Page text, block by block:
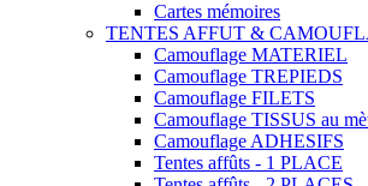
Cartes mémoires
TENTES AFFUT &
Camouflage MATERIEL
Camouflage TREPIEDS
Camouflage FILETS
Camouflage TISSUS au
Camouflage ADHESIFS
Tentes affûts - 1 PLACE